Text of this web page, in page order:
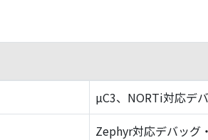
µC3、NORTi対応デ
Zephyr対応デバッグ